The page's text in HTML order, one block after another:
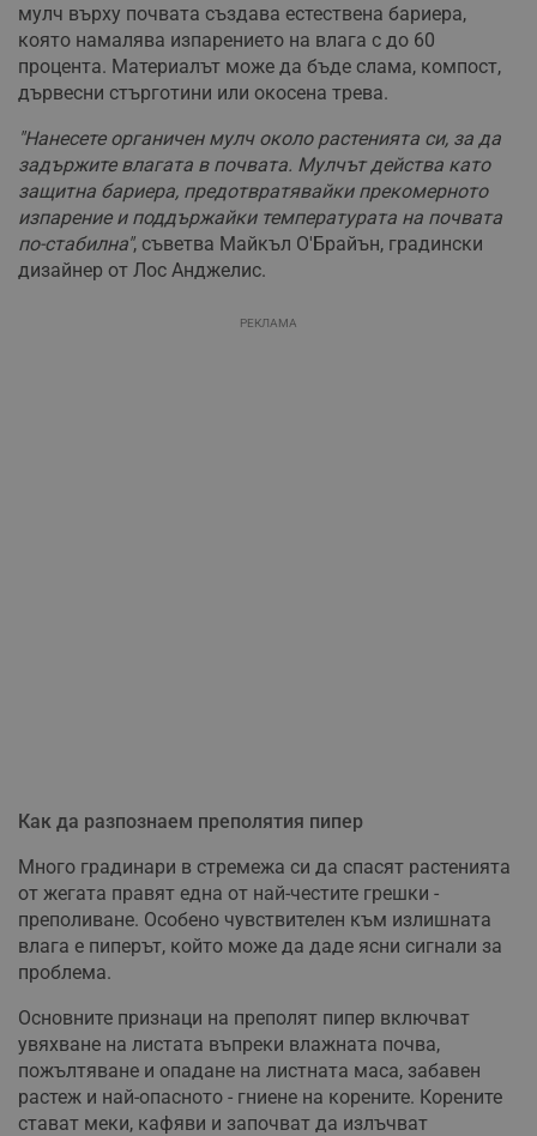
мулч върху почвата създава естествена бариера,
която намалява изпарението на влага с до 60
процента. Материалът може да бъде слама, компост,
дървесни стърготини или окосена трева.
"Нанесете органичен мулч около растенията си, за да
задържите влагата в почвата. Мулчът действа като
защитна бариера, предотвратявайки прекомерното
изпарение и поддържайки температурата на почвата
по-стабилна", съветва Майкъл О'Брайън, градински
дизайнер от Лос Анджелис.
РЕКЛАМА
Как да разпознаем преполятия пипер
Много градинари в стремежа си да спасят растенията
от жегата правят една от най-честите грешки -
преполиване. Особено чувствителен към излишната
влага е пиперът, който може да даде ясни сигнали за
проблема.
Основните признаци на преполят пипер включват
увяхване на листата въпреки влажната почва,
пожълтяване и опадане на листната маса, забавен
растеж и най-опасното - гниене на корените. Корените
стават меки, кафяви и започват да излъчват